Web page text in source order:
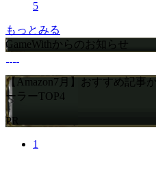
5
もっとみる
GameWithからのお知らせ
【Amazon7月】おすすめ記事
ーラーTOP4
PR
1